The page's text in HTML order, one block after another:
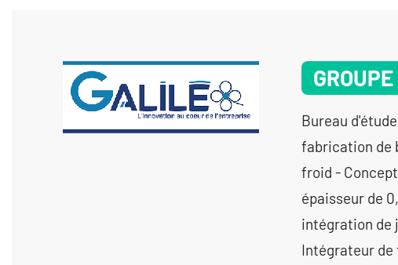
Bureau
fabrication de
froid -
épaisseur de
intégration de
Intégrateur de